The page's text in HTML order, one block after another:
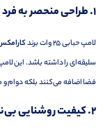
1. طراحی منحصر به فرد
لامپ حبابی 25 وات برند
سلیقه‌ای را داشته باشد. این
فضا اضافه می‌کنند بلکه دوام و
2. کیفیت روشنایی